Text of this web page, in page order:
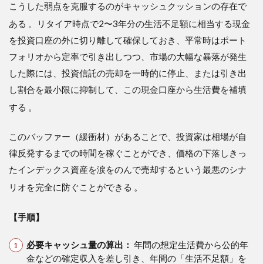
こうした弱点を克服するのがキャッシュクッションの存在で
ある 。リタイア時点で2〜3年分の生活不足額に相当する現金
を投資口座の外に切り離して確保しておき、平常時はポート
フォリオから定率で引き出しつつ、市場の大幅な暴落が発生
した際には、投資信託の売却を一時的に停止、または引き出
し割合を最小限に抑制して、この現金口座から生活費を補填
する 。
このバッファー（緩衝材）があることで、投資家は相場が自
律反発するまでの時間を稼ぐことができ、価格の下落しきっ
たインデックス資産を涙をのんで売却するという最悪のシナ
リオを完全に防ぐことができる 。
【手順】
必要キャッシュ量の算出： 年間の想定生活費から公的年
金などの確定収入を差し引き、年間の「生活不足額」を